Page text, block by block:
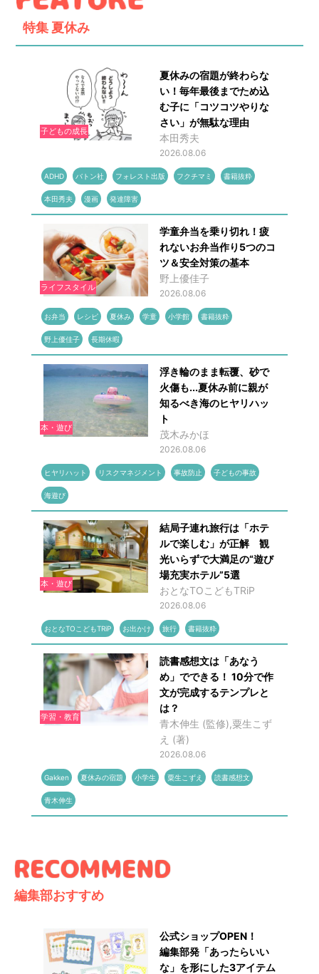
特集 夏休み
子どもの成長
夏休みの宿題が終わらな
い！毎年最後までため込
む子に「コツコツやりな
さい」が無駄な理由
本田秀夫
2026.08.06
ADHD バトン社 フォレスト出版 フクチマミ 書籍抜粋
本田秀夫 漫画 発達障害
ライフスタイル
学童弁当を乗り切れ！疲
れないお弁当作り5つのコ
ツ＆安全対策の基本
野上優佳子
2026.08.06
お弁当 レシピ 夏休み 学童 小学館 書籍抜粋
野上優佳子 長期休暇
本・遊び
浮き輪のまま転覆、砂で
火傷も...夏休み前に親が
知るべき海のヒヤリハッ
ト
茂木みかほ
2026.08.06
ヒヤリハット リスクマネジメント 事故防止 子どもの事故
海遊び
本・遊び
結局子連れ旅行は「ホテ
ルで楽しむ」が正解 観
光いらずで大満足の“遊び
場充実ホテル”5選
おとなTOこどもTRiP
2026.08.06
おとなTOこどもTRiP お出かけ 旅行 書籍抜粋
学習・教育
読書感想文は「あなう
め」でできる！ 10分で作
文が完成するテンプレと
は？
青木伸生 (監修),粟生こず
え (著)
2026.08.06
Gakken 夏休みの宿題 小学生 粟生こずえ 読書感想文
青木伸生
編集部おすすめ
公式ショップOPEN！
編集部発「あったらいい
な」を形にした3アイテム